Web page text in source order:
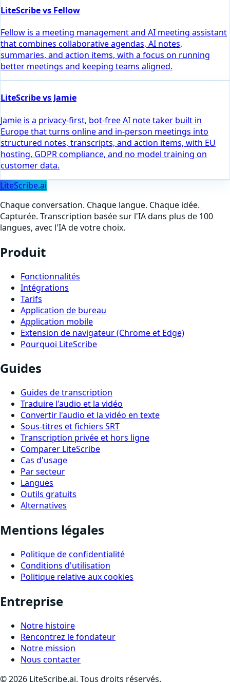
LiteScribe vs Fellow
Fellow is a meeting management and AI meeting assistant
that combines collaborative agendas, AI notes,
summaries, and action items, with a focus on running
better meetings and keeping teams aligned.
LiteScribe vs Jamie
Jamie is a privacy-first, bot-free AI note taker built in
Europe that turns online and in-person meetings into
structured notes, transcripts, and action items, with EU
hosting, GDPR compliance, and no model training on
customer data.
LiteScribe.ai
Chaque conversation. Chaque langue. Chaque idée.
Capturée. Transcription basée sur l'IA dans plus de 100
langues, avec l'IA de votre choix.
Produit
Fonctionnalités
Intégrations
Tarifs
Application de bureau
Application mobile
Extension de navigateur (Chrome et Edge)
Pourquoi LiteScribe
Guides
Guides de transcription
Traduire l'audio et la vidéo
Convertir l'audio et la vidéo en texte
Sous-titres et fichiers SRT
Transcription privée et hors ligne
Comparer LiteScribe
Cas d'usage
Par secteur
Langues
Outils gratuits
Alternatives
Mentions légales
Politique de confidentialité
Conditions d'utilisation
Politique relative aux cookies
Entreprise
Notre histoire
Rencontrez le fondateur
Notre mission
Nous contacter
©2026 LiteScribe.ai. Tous droits réservés.